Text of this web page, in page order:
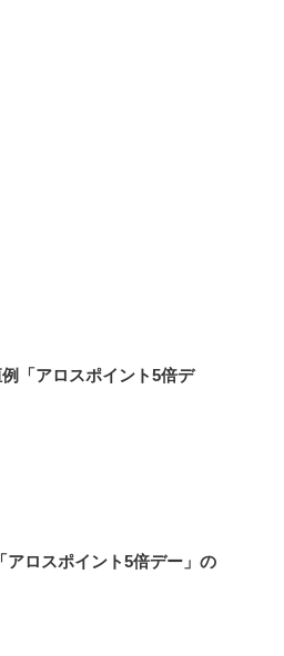
「アロスポイント5倍デ
ロスポイント5倍デー」 の